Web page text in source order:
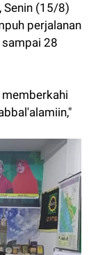
Senin (15/8)
perjalanan
28
memberkahi